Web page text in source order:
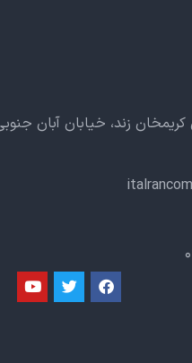
زند، خیابان آبان جنوبی پلاک ۴۰